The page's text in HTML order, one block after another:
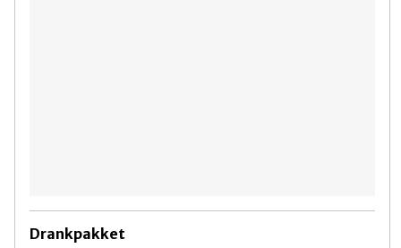
Drankpakket